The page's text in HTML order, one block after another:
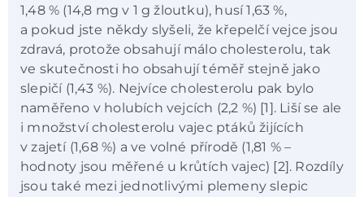
1,48 % (14,8 mg v 1 g žloutku), husí 1,63 %,
a pokud jste někdy slyšeli, že křepelčí vejce jsou
zdravá, protože obsahují málo cholesterolu, tak
ve skutečnosti ho obsahují téměř stejně jako
slepičí (1,43 %). Nejvíce cholesterolu pak bylo
naměřeno v holubích vejcích (2,2 %) [1]. Liší se ale
i množství cholesterolu vajec ptáků žijících
v zajetí (1,68 %) a ve volné přírodě (1,81 % –
hodnoty jsou měřené u krůtích vajec) [2]. Rozdíly
jsou také mezi jednotlivými plemeny slepic